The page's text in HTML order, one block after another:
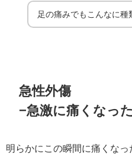
足の痛みでもこんなに種
急性外傷
−急激に痛くなっ
明らかにこの瞬間に痛くな